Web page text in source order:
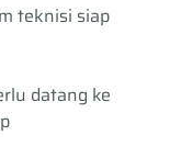
teknisi siap
datang ke